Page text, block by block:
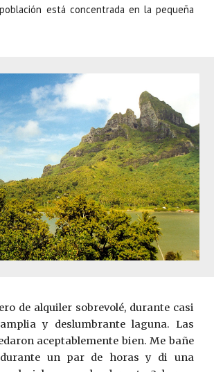
está concentrada en la pequeña
de alquiler sobrevolé, durante casi
y deslumbrante laguna. Las
aceptablemente bien. Me bañe
un par de horas y di una